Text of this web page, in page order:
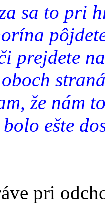
sa to pri
prejdete
že nám
ešte
pri